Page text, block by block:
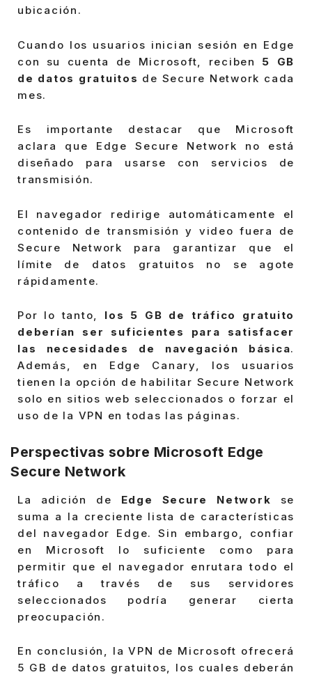
ubicación.
Cuando los usuarios inician sesión en Edge
con su cuenta de Microsoft, reciben 5 GB
de datos gratuitos de Secure Network cada
mes.
Es importante destacar que Microsoft
aclara que Edge Secure Network no está
diseñado para usarse con servicios de
transmisión.
El navegador redirige automáticamente el
contenido de transmisión y video fuera de
Secure Network para garantizar que el
límite de datos gratuitos no se agote
rápidamente.
Por lo tanto, los 5 GB de tráfico gratuito
deberían ser suficientes para satisfacer
las necesidades de navegación básica.
Además, en Edge Canary, los usuarios
tienen la opción de habilitar Secure Network
solo en sitios web seleccionados o forzar el
uso de la VPN en todas las páginas.
Perspectivas sobre Microsoft Edge
Secure Network
La adición de Edge Secure Network se
suma a la creciente lista de características
del navegador Edge. Sin embargo, confiar
en Microsoft lo suficiente como para
permitir que el navegador enrutara todo el
tráfico a través de sus servidores
seleccionados podría generar cierta
preocupación.
En conclusión, la VPN de Microsoft ofrecerá
5 GB de datos gratuitos, los cuales deberán